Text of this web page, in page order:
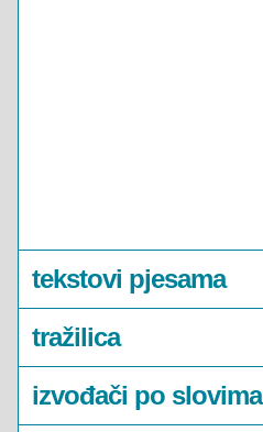
tekstovi pjesama
tražilica
izvođači po slovima